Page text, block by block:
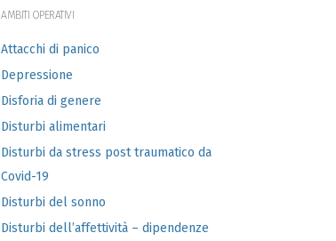
AMBITI OPERATIVI
Attacchi di panico
Depressione
Disforia di genere
Disturbi alimentari
Disturbi da stress post traumatico da
Covid-19
Disturbi del sonno
Disturbi dell’affettività – dipendenze